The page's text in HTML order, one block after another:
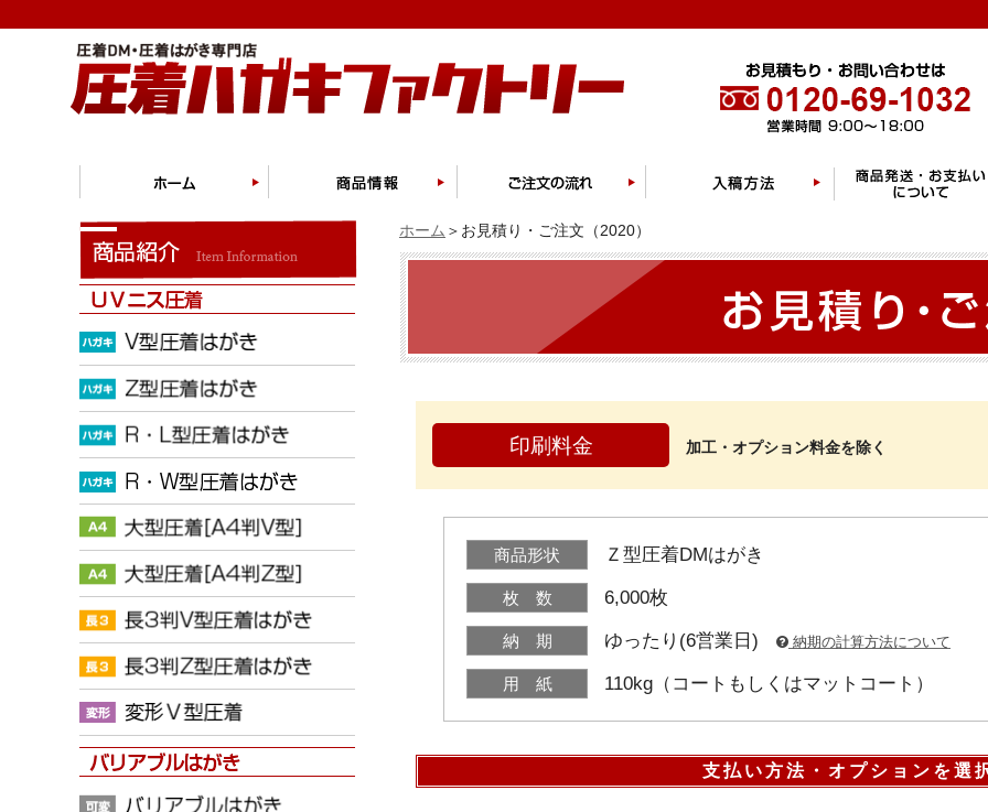
ホーム ＞お見積り・ご注文（2020）
印刷料金 加工・オプション料金を除く
商品形状 Ｚ型圧着DMはがき
枚 数 6,000枚
納 期 ゆったり(6営業日) 納期の計算方法について
用 紙 110kg（コートもしくはマットコート）
支払い方法・オプションを選